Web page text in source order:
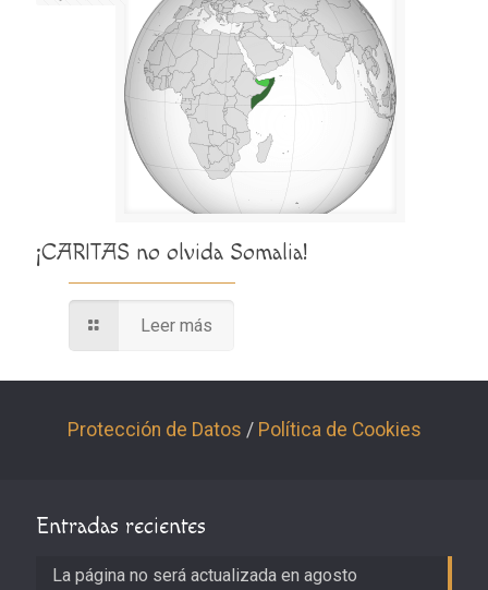
¡CARITAS no olvida Somalia!
Leer más
Protección de Datos / Política de Cookies
Entradas recientes
La página no será actualizada en agosto